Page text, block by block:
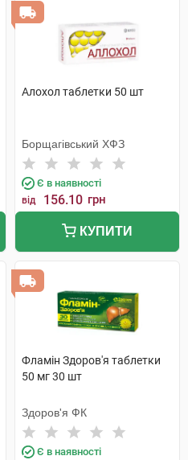
Алохол таблетки 50 шт
Борщагівський ХФЗ
Є в наявності
від 156.10 грн
КУПИТИ
Фламін Здоров'я таблетки
50 мг 30 шт
Здоров'я ФК
Є в наявності